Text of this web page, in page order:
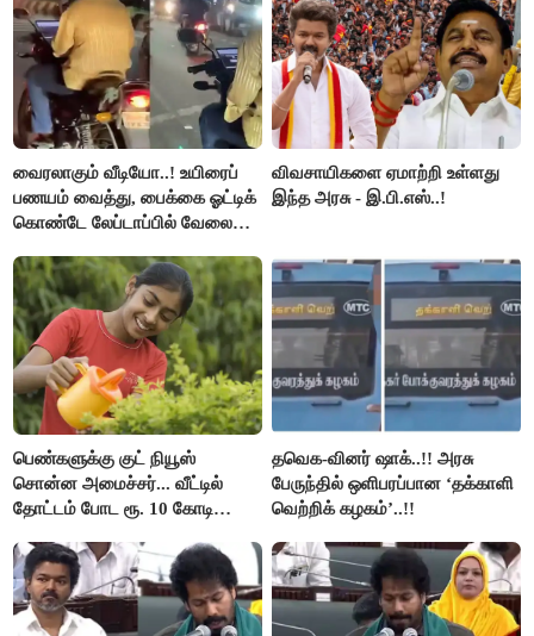
வைரலாகும் வீடியோ..! உயிரைப்
பணயம் வைத்து, பைக்கை ஓட்டிக்
கொண்டே லேப்டாப்பில் வேலை
விவசாயிகளை ஏமாற்றி உள்ளது
இந்த அரசு - இ.பி.எஸ்..!
பெண்களுக்கு குட் நியூஸ்
சொன்ன அமைச்சர்... வீட்டில்
தோட்டம் போட ரூ. 10 கோடி
தவெக-வினர் ஷாக்..!! அரசு
பேருந்தில் ஒளிபரப்பான ‘தக்காளி
வெற்றிக் கழகம்’..!!